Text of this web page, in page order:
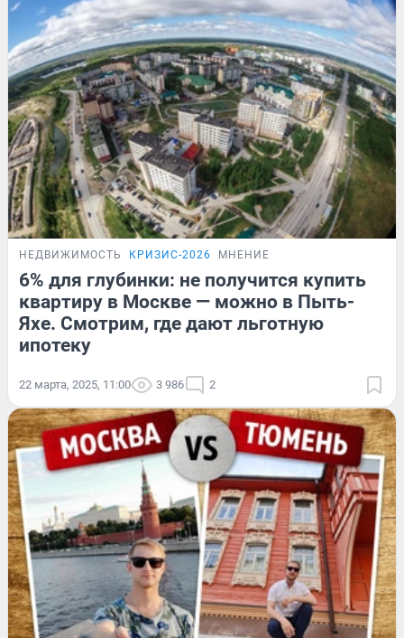
НЕДВИЖИМОСТЬ КРИЗИС-2026 МНЕНИЕ
6% для глубинки: не получится купить
квартиру в Москве — можно в Пыть-
Яхе. Смотрим, где дают льготную
ипотеку
22 марта, 2025, 11:00 3 986 2